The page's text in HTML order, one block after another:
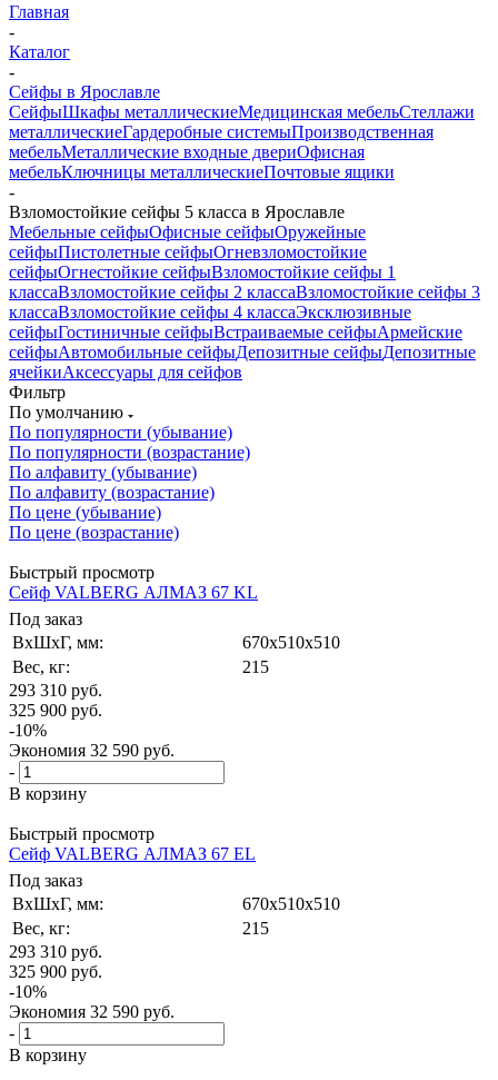
Главная
-
Каталог
-
Сейфы в Ярославле
СейфыШкафы металлическиеМедицинская мебельСтеллажи
металлическиеГардеробные системыПроизводственная
мебельМеталлические входные двериОфисная
мебельКлючницы металлическиеПочтовые ящики
-
Взломостойкие сейфы 5 класса в Ярославле
Мебельные сейфыОфисные сейфыОружейные
сейфыПистолетные сейфыОгневзломостойкие
сейфыОгнестойкие сейфыВзломостойкие сейфы 1
классаВзломостойкие сейфы 2 классаВзломостойкие сейфы 3
классаВзломостойкие сейфы 4 классаЭксклюзивные
сейфыГостиничные сейфыВстраиваемые сейфыАрмейские
сейфыАвтомобильные сейфыДепозитные сейфыДепозитные
ячейкиАксессуары для сейфов
Фильтр
По умолчанию
По популярности (убывание)
По популярности (возрастание)
По алфавиту (убывание)
По алфавиту (возрастание)
По цене (убывание)
По цене (возрастание)
Быстрый просмотр
Сейф VALBERG АЛМАЗ 67 KL
Под заказ
ВxШxГ, мм:
670x510x510
Вес, кг:
215
293 310 руб.
325 900 руб.
-10%
Экономия 32 590 руб.
-
В корзину
Быстрый просмотр
Сейф VALBERG АЛМАЗ 67 EL
Под заказ
ВxШxГ, мм:
670x510x510
Вес, кг:
215
293 310 руб.
325 900 руб.
-10%
Экономия 32 590 руб.
-
В корзину